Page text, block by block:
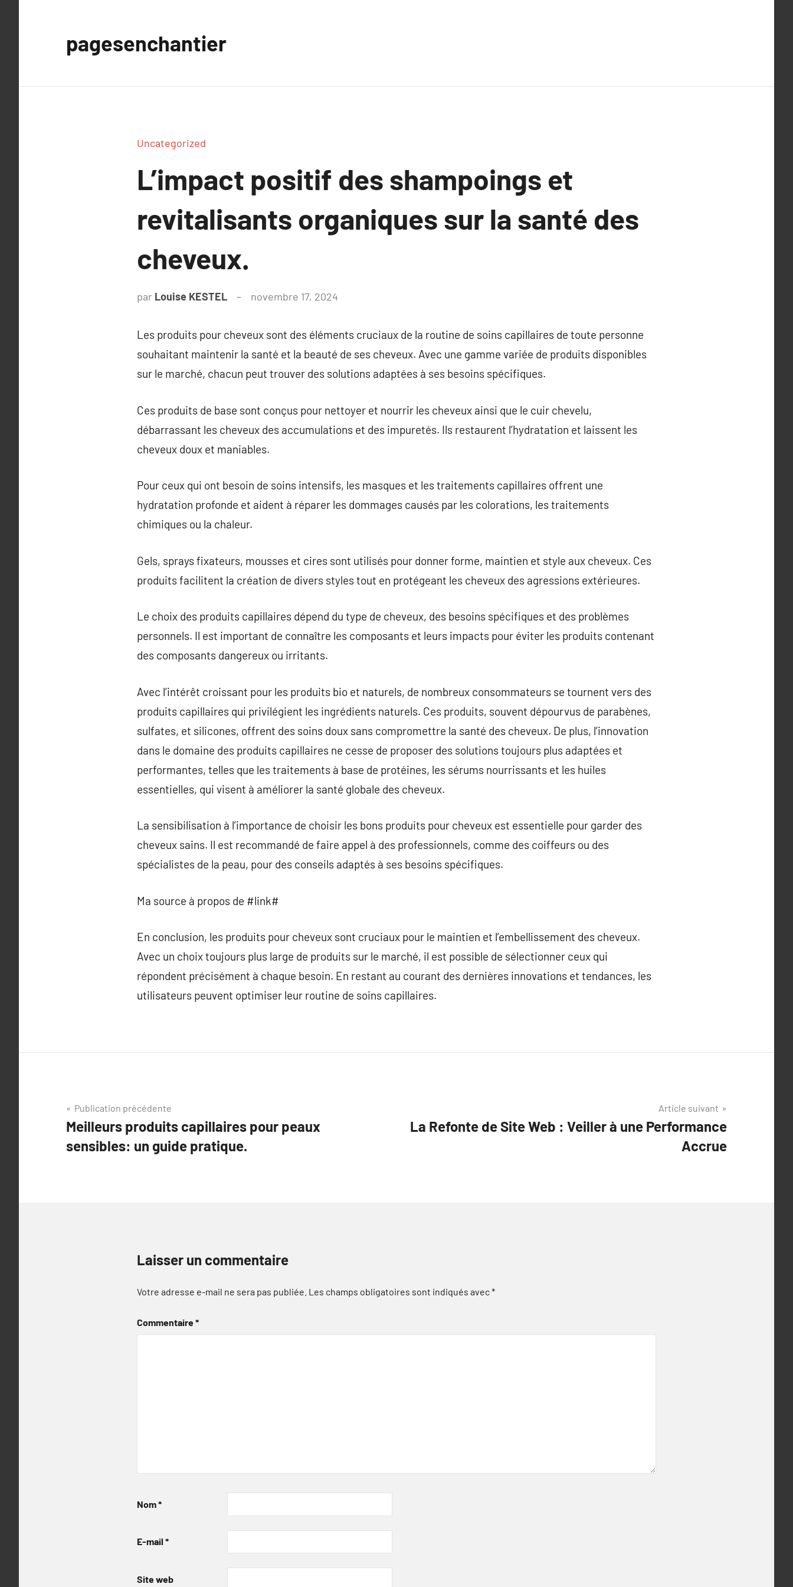
pagesenchantier
Uncategorized
L’impact positif des shampoings et
revitalisants organiques sur la santé des
cheveux.
par Louise KESTEL novembre 17, 2024
Les produits pour cheveux sont des éléments cruciaux de la routine de soins capillaires de toute personne
souhaitant maintenir la santé et la beauté de ses cheveux. Avec une gamme variée de produits disponibles
sur le marché, chacun peut trouver des solutions adaptées à ses besoins spécifiques.
Ces produits de base sont conçus pour nettoyer et nourrir les cheveux ainsi que le cuir chevelu,
débarrassant les cheveux des accumulations et des impuretés. Ils restaurent l’hydratation et laissent les
cheveux doux et maniables.
Pour ceux qui ont besoin de soins intensifs, les masques et les traitements capillaires offrent une
hydratation profonde et aident à réparer les dommages causés par les colorations, les traitements
chimiques ou la chaleur.
Gels, sprays fixateurs, mousses et cires sont utilisés pour donner forme, maintien et style aux cheveux. Ces
produits facilitent la création de divers styles tout en protégeant les cheveux des agressions extérieures.
Le choix des produits capillaires dépend du type de cheveux, des besoins spécifiques et des problèmes
personnels. Il est important de connaître les composants et leurs impacts pour éviter les produits contenant
des composants dangereux ou irritants.
Avec l’intérêt croissant pour les produits bio et naturels, de nombreux consommateurs se tournent vers des
produits capillaires qui privilégient les ingrédients naturels. Ces produits, souvent dépourvus de parabènes,
sulfates, et silicones, offrent des soins doux sans compromettre la santé des cheveux. De plus, l’innovation
dans le domaine des produits capillaires ne cesse de proposer des solutions toujours plus adaptées et
performantes, telles que les traitements à base de protéines, les sérums nourrissants et les huiles
essentielles, qui visent à améliorer la santé globale des cheveux.
La sensibilisation à l’importance de choisir les bons produits pour cheveux est essentielle pour garder des
cheveux sains. Il est recommandé de faire appel à des professionnels, comme des coiffeurs ou des
spécialistes de la peau, pour des conseils adaptés à ses besoins spécifiques.
Ma source à propos de #link#
En conclusion, les produits pour cheveux sont cruciaux pour le maintien et l’embellissement des cheveux.
Avec un choix toujours plus large de produits sur le marché, il est possible de sélectionner ceux qui
répondent précisément à chaque besoin. En restant au courant des dernières innovations et tendances, les
utilisateurs peuvent optimiser leur routine de soins capillaires.
Navigation
de
l’article
Publication précédente
Meilleurs produits capillaires pour peaux
sensibles: un guide pratique.
Article suivant
La Refonte de Site Web : Veiller à une Performance
Accrue
Laisser un commentaire
Votre adresse e-mail ne sera pas publiée. Les champs obligatoires sont indiqués avec*
Commentaire*
Nom*
E-mail *
Site web